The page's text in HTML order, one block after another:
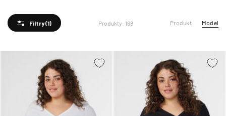
Filtry(1) Produkty: 168 Produkt Model